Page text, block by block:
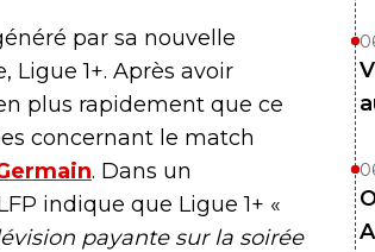
par sa nouvelle
1+. Après avoir
plus rapidement que ce
concernant le match
. Dans un
indique que Ligue 1+ «
payante sur la soirée